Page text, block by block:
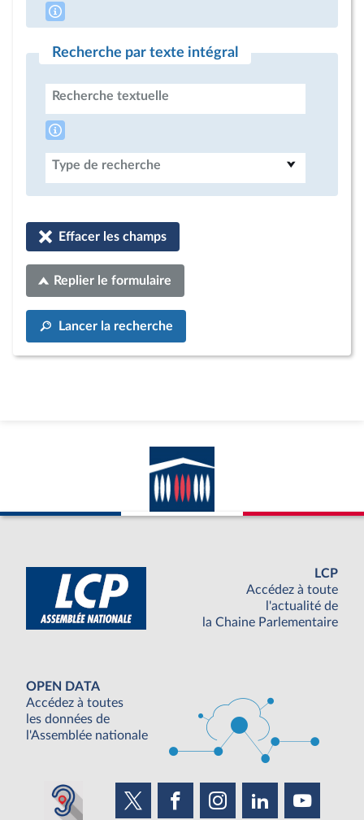
Recherche par texte intégral
Recherche textuelle
Type de recherche
Effacer les champs
Replier le formulaire
Lancer la recherche
LCP
Accédez à toute
l'actualité de
la Chaine Parlementaire
OPEN DATA
Accédez à toutes
les données de
l'Assemblée nationale